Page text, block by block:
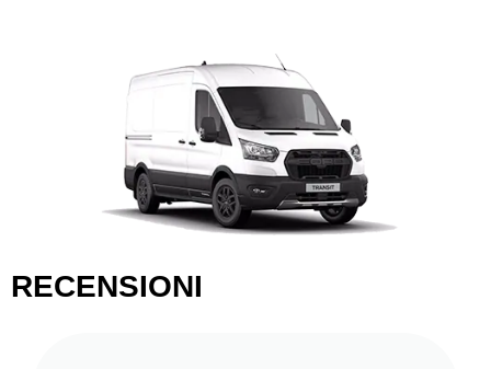
RECENSIONI